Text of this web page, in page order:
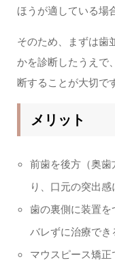
ほうが適している場
そのため、まずは歯
かを診断したうえで
断することが大切で
メリット
前歯を後方（奥
り、口元の突出
歯の裏側に装置
バレずに治療でき
マウスピース矯